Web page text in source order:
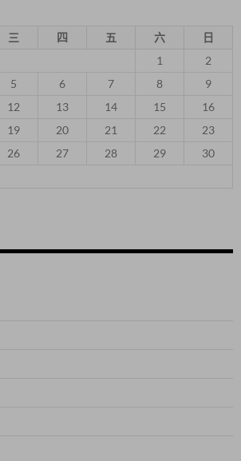
三 四 五 六
日
1
2
5 6 7 8
9
12 13 14 15
16
19 20 21 22
23
26 27 28 29
30